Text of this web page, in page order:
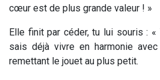
cœur est de plus grande valeur ! »
Elle finit par céder, tu lui souris : «
sais déjà vivre en harmonie
remettant le jouet au plus petit.